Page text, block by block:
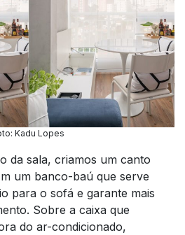
Kadu Lopes
da sala, criamos um canto
um banco-baú que serve
para o sofá e garante mais
Sobre a caixa que
do ar-condicionado,